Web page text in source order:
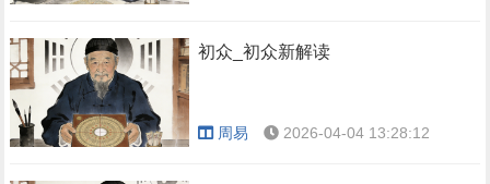
初众_初众新解读
周易 2026-04-04 13:28:12